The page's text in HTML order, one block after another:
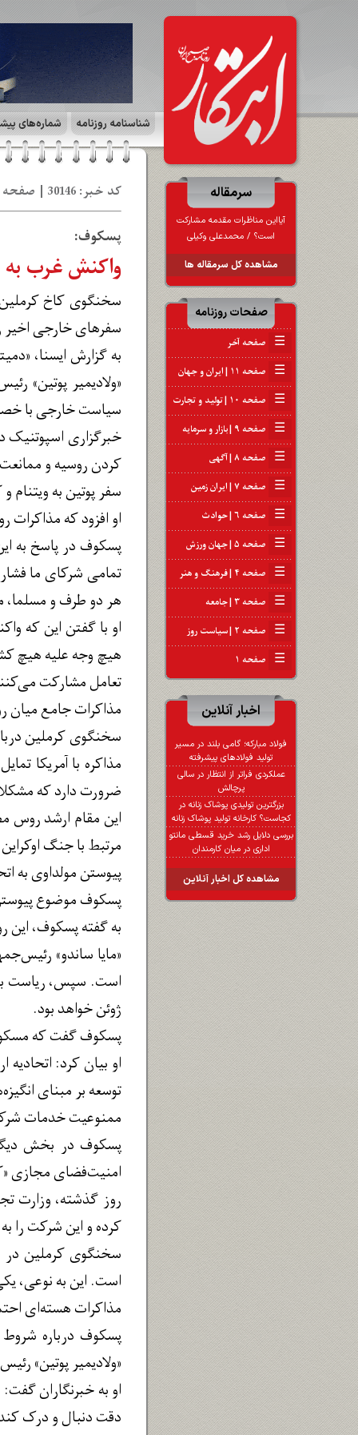
شناسنامه روزنامه شماره‌های
سرمقاله
آیااین مناظرات مقدمه مشارکت
است؟ / محمدعلی وکیلی
مشاهده کل سرمقاله ها
صفحات روزنامه
☰ صفحه آخر
☰ صفحه ۱۱ | ایران و جهان
☰ صفحه ۱۰ | تولید و تجارت
☰ صفحه ۹ | بازار و سرمایه
☰ صفحه ۸ | آگهی
☰ صفحه ۷ | ایران زمین
☰ صفحه ۶ | حوادث
☰ صفحه ۵ | جهان ورزش
☰ صفحه ۴ | فرهنگ و هنر
☰ صفحه ۳ | جامعه
☰ صفحه ۲ | سیاست روز
☰ صفحه ۱
اخبار آنلاین
فولاد مبارکه؛ گامی بلند در مسیر
تولید فولادهای پیشرفته
عملکردی فراتر از انتظار در سالی
پرچالش
بزرگترین تولیدی پوشاک زنانه در
کجاست؟ کارخانه تولید پوشاک زنانه
بررسی دلایل رشد خرید قسطی مانتو
اداری در میان کارمندان
مشاهده کل اخبار آنلاین
کد خبر: 30146 | صفحه ۱۱ | ایران و جهان | تاریخ: 02 تی‍ 1403
پسکوف:
واکنش غرب به
سخنگوی کاخ کرملین
سفرهای خارجی
به گزارش ایسنا،
«ولادیمیر پوتین»
سیاست خارجی با
خبرگزاری اسپوتنیک
کردن روسیه و
سفر پوتین به ویتنام
او افزود که
پسکوف در پاسخ به
تمامی شرکای ما
هر دو طرف و مسلما،
او با گفتن این که
هیچ وجه علیه هیچ
تعامل مشارکت
مذاکرات جامع میان
سخنگوی کرملین
مذاکره با آمریکا
ضرورت دارد که
این مقام ارشد روس
مرتبط با جنگ
پیوستن مولداوی به
پسکوف موضوع پیوستن
به گفته پسکوف، این
«مایا ساندو»
ژوئن خواهد بود.
پسکوف گفت که مسکو
او بیان کرد:
توسعه بر مبنای
ممنوعیت خدمات
پسکوف در بخش
امنیت‌فضای مجازی
روز گذشته، وزارت
کرده و این شرکت را
سخنگوی کرملین در
است. این به نوعی،
مذاکرات هسته‌ای
پسکوف درباره
«ولادیمیر پوتین»
او به خبرنگاران
دقت دنبال و درک